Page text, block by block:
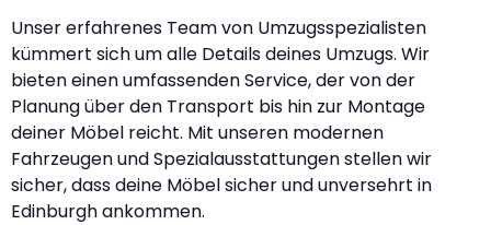
Unser erfahrenes Team von Umzugsspezialisten
kümmert sich um alle Details deines Umzugs. Wir
bieten einen umfassenden Service, der von der
Planung über den Transport bis hin zur Montage
deiner Möbel reicht. Mit unseren modernen
Fahrzeugen und Spezialausstattungen stellen wir
sicher, dass deine Möbel sicher und unversehrt in
Edinburgh ankommen.